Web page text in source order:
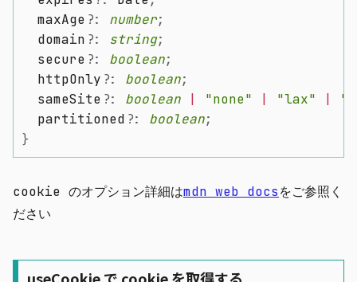
  maxAge
?: number;
  domain
?: string;
  secure
?: boolean;
  httpOnly
?: boolean;
  sameSite
?: boolean "none" "lax"
  partitioned
?: boolean;
}
cookie のオプション詳細はmdn web docsをご参照く
ださい